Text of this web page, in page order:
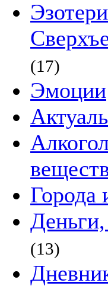
(17)
Эмоции
Города
(13)